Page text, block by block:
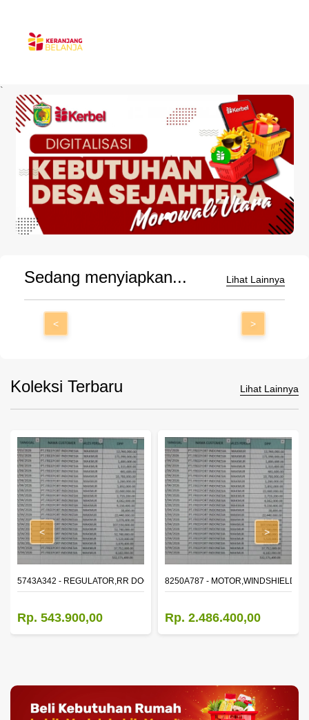
`
Sedang menyiapkan... Lihat Lainnya
< >
Koleksi Terbaru Lihat Lainnya
WINDOW,LH
5743A342 - REGULATOR,RR DOOR WINDOW,RH
Rp. 543.900,00
8250A787 - MOTOR,WINDSHIELD
Rp. 2.486.400,00
< >